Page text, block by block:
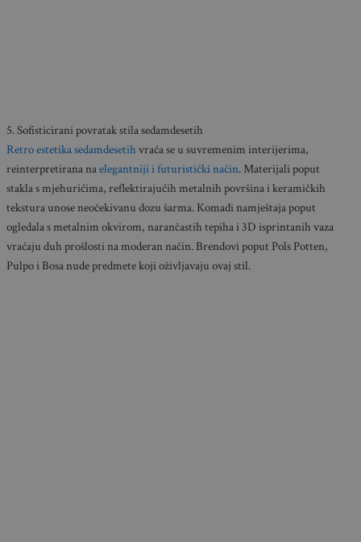
5. Sofisticirani povratak stila sedamdesetih
Retro estetika sedamdesetih vraća se u suvremenim interijerima,
reinterpretirana naelegantniji i futuristički način. Materijali poput
stakla s mjehurićima, reflektirajućih metalnih površina i keramičkih
tekstura unose neočekivanu dozu šarma. Komadi namještaja poput
ogledala s metalnim okvirom, narančastih tepiha i 3D isprintanih vaza
vraćaju duh prošlosti na moderan način. Brendovi poput Pols Potten,
Pulpo i Bosa nude predmete koji oživljavaju ovaj stil.